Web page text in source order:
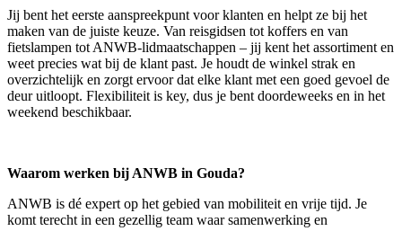
Jij bent het eerste aanspreekpunt voor klanten en helpt ze bij het
maken van de juiste keuze. Van reisgidsen tot koffers en van
fietslampen tot ANWB-lidmaatschappen – jij kent het assortiment en
weet precies wat bij de klant past. Je houdt de winkel strak en
overzichtelijk en zorgt ervoor dat elke klant met een goed gevoel de
deur uitloopt. Flexibiliteit is key, dus je bent doordeweeks en in het
weekend beschikbaar.
Waarom werken bij ANWB in Gouda?
ANWB is dé expert op het gebied van mobiliteit en vrije tijd. Je
komt terecht in een gezellig team waar samenwerking en